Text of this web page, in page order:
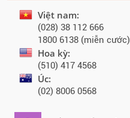
Việt nam:
(028) 38 112 666
1800 6138 (miễn cước)
Hoa kỳ:
(510) 417 4568
Úc:
(02) 8006 0568